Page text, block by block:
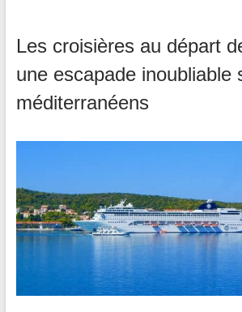
Les croisières au départ
une escapade inoubliable
méditerranéens